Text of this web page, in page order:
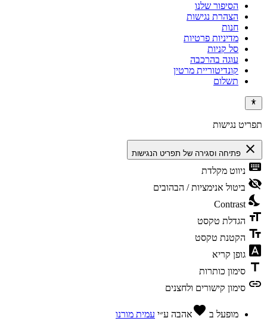
הסיפור שלנו
הצהרת נגישות
חנות
מדיניות פרטיות
סל קניות
עוגה בהרכבה
קונדיטוריית מרטין
תשלום
תפריט נגישות
close פתיחה וסגירה של תפריט הנגישות
keyboard ניווט מקלדת
visibility_off ביטול אנימציות / הבהובים
nights_stay
Contrast
format_size הגדלת טקסט
text_fields הקטנת טקסט
font_download גופן קריא
title סימון כותרות
link סימון קישורים ולחצנים
מופעל ב favoriteאהבה ע״י עמית מורנו